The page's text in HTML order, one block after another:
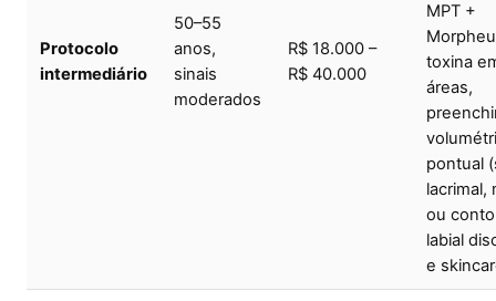
Protocolo
intermediário
50–55
anos,
sinais
moderados
R$ 18.000 –
R$ 40.000
MPT +
toxina
áreas,
pontual
lacrimal,
ou
labial
e